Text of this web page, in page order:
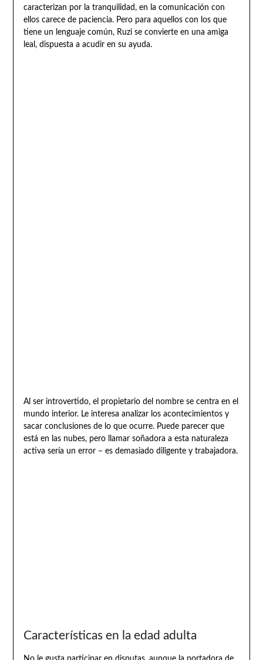
caracterizan por la tranquilidad, en la comunicación con
ellos carece de paciencia. Pero para aquellos con los que
tiene un lenguaje común, Ruzi se convierte en una amiga
leal, dispuesta a acudir en su ayuda.
Al ser introvertido, el propietario del nombre se centra en el
mundo interior. Le interesa analizar los acontecimientos y
sacar conclusiones de lo que ocurre. Puede parecer que
está en las nubes, pero llamar soñadora a esta naturaleza
activa sería un error – es demasiado diligente y trabajadora.
Características en la edad adulta